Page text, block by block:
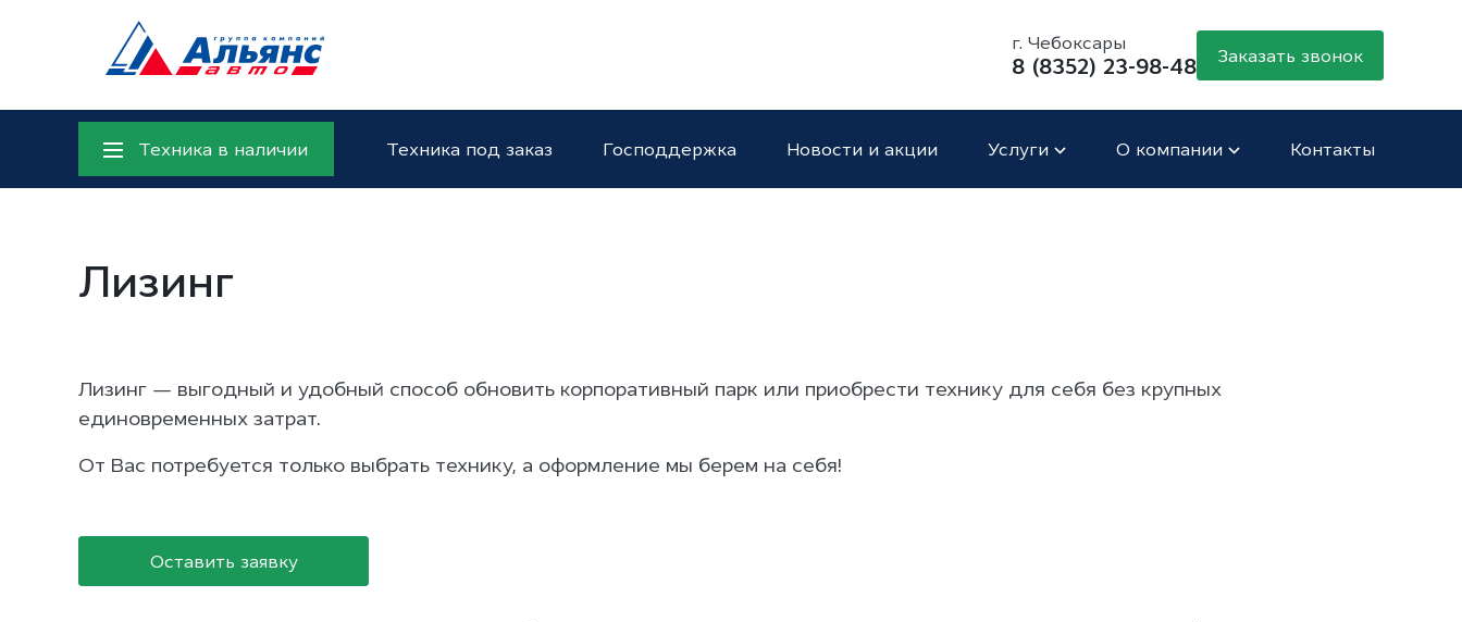
г. Чебоксары
8 (8352) 23-98-48 Заказать звонок
Техника в наличии Техника под заказ Господдержка Новости и акции Услуги О компании Контакты
Лизинг
Лизинг — выгодный и удобный способ обновить корпоративный парк или приобрести технику для себя без крупных
единовременных затрат.
От Вас потребуется только выбрать технику, а оформление мы берем на себя!
Оставить заявку